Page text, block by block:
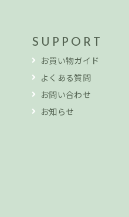
SUPPORT
お買い物ガイド
よくある質問
お問い合わせ
お知らせ